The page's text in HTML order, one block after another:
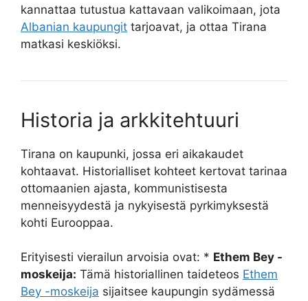
kannattaa tutustua kattavaan valikoimaan, jota
Albanian kaupungit tarjoavat, ja ottaa Tirana
matkasi keskiöksi.
Historia ja arkkitehtuuri
Tirana on kaupunki, jossa eri aikakaudet
kohtaavat. Historialliset kohteet kertovat tarinaa
ottomaanien ajasta, kommunistisesta
menneisyydestä ja nykyisestä pyrkimyksestä
kohti Eurooppaa.
Erityisesti vierailun arvoisia ovat: * Ethem Bey -
moskeija: Tämä historiallinen taideteos Ethem
Bey -moskeija sijaitsee kaupungin sydämessä